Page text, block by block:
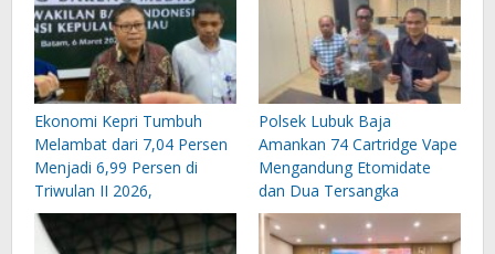
Ekonomi Kepri Tumbuh
Melambat dari 7,04 Persen
Menjadi 6,99 Persen di
Triwulan II 2026,
Polsek Lubuk Baja
Amankan 74 Cartridge Vape
Mengandung Etomidate
dan Dua Tersangka